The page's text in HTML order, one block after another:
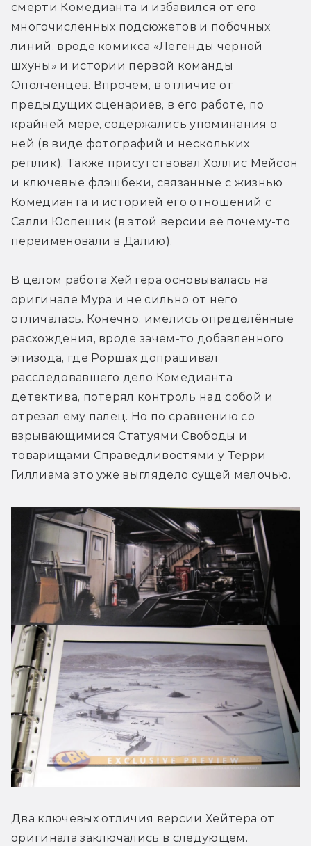
смерти Комедианта и избавился от его
многочисленных подсюжетов и побочных
линий, вроде комикса «Легенды чёрной
шхуны» и истории первой команды
Ополченцев. Впрочем, в отличие от
предыдущих сценариев, в его работе, по
крайней мере, содержались упоминания о
ней (в виде фотографий и нескольких
реплик). Также присутствовал Холлис Мейсон
и ключевые флэшбеки, связанные с жизнью
Комедианта и историей его отношений с
Салли Юспешик (в этой версии её почему-то
переименовали в Далию).
В целом работа Хейтера основывалась на
оригинале Мура и не сильно от него
отличалась. Конечно, имелись определённые
расхождения, вроде зачем-то добавленного
эпизода, где Роршах допрашивал
расследовавшего дело Комедианта
детектива, потерял контроль над собой и
отрезал ему палец. Но по сравнению со
взрывающимися Статуями Свободы и
товарищами Справедливостями у Терри
Гиллиама это уже выглядело сущей мелочью.
Два ключевых отличия версии Хейтера от
оригинала заключались в следующем.